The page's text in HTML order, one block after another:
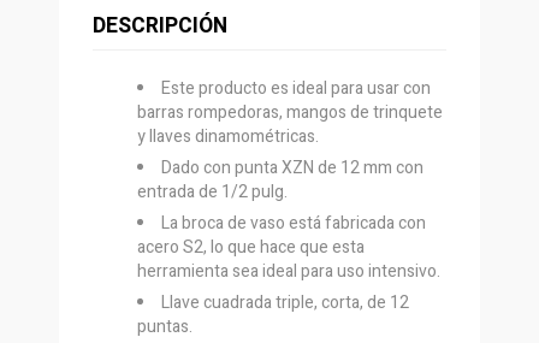
DESCRIPCIÓN
Este producto es ideal para usar con
barras rompedoras, mangos de trinquete
y llaves dinamométricas.
Dado con punta XZN de 12 mm con
entrada de 1/2 pulg.
La broca de vaso está fabricada con
acero S2, lo que hace que esta
herramienta sea ideal para uso intensivo.
Llave cuadrada triple, corta, de 12
puntas.